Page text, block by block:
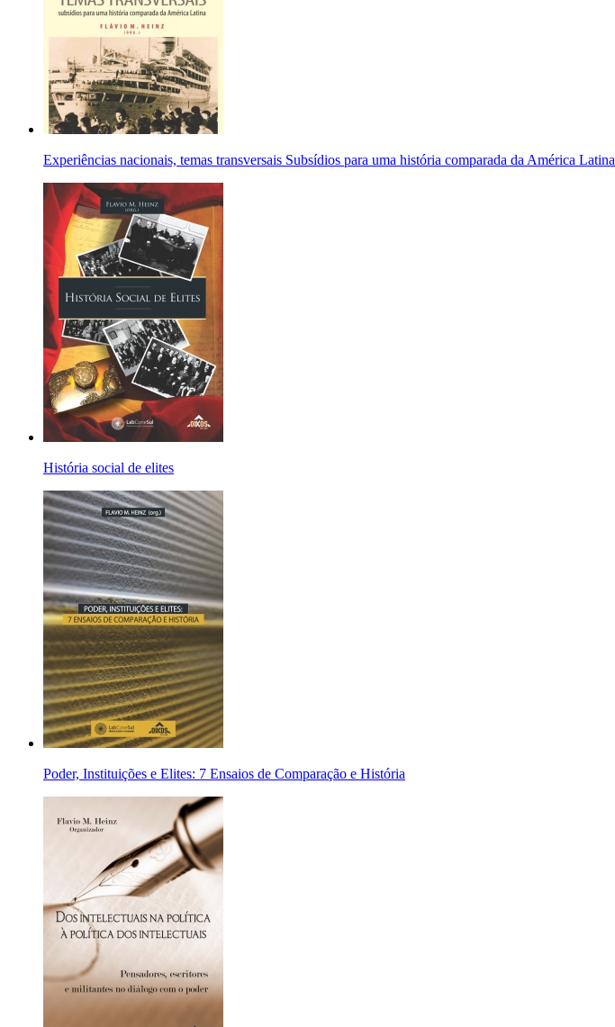
Experiências nacionais, temas transversais Subsídios para uma história comparada da América Latina
História social de elites
Poder, Instituições e Elites: 7 Ensaios de Comparação e História